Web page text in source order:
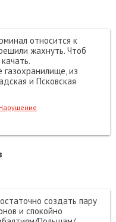
относится к
жахнуть. Чтоб
газохранилище, из
и Псковская
создать пару
и спокойно